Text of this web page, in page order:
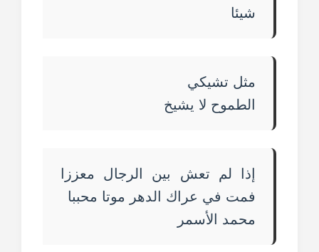
شيئا
مثل تشيكي
الطموح لا يشيخ
إذا لم تعش بين الرجال معززا
فمت في عراك الدهر موتا محببا
محمد الأسمر